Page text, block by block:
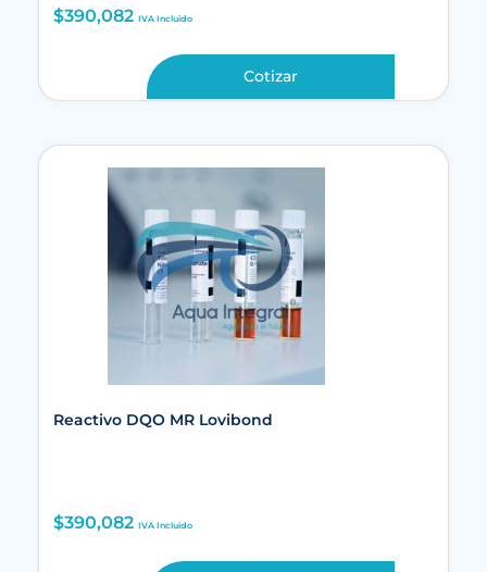
$390,082 IVA Incluido
Cotizar
Reactivo DQO MR Lovibond
$390,082 IVA Incluido